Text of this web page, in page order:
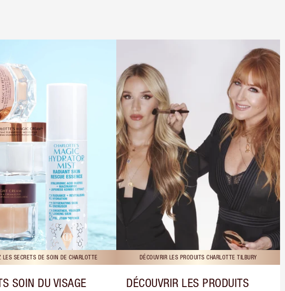
LES SECRETS DE SOIN DE CHARLOTTE
SOIN DU VISAGE
DÉCOUVRIR LES PRODUITS CHARLOTTE TILBURY
DÉCOUVRIR LES PRODUITS